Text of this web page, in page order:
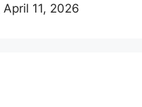
April 11, 2026